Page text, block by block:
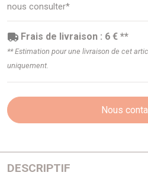
nous consulter*
Frais de livraison : 6 € **
** Estimation pour une livraison de cet
uniquement.
Nous
DESCRIPTIF